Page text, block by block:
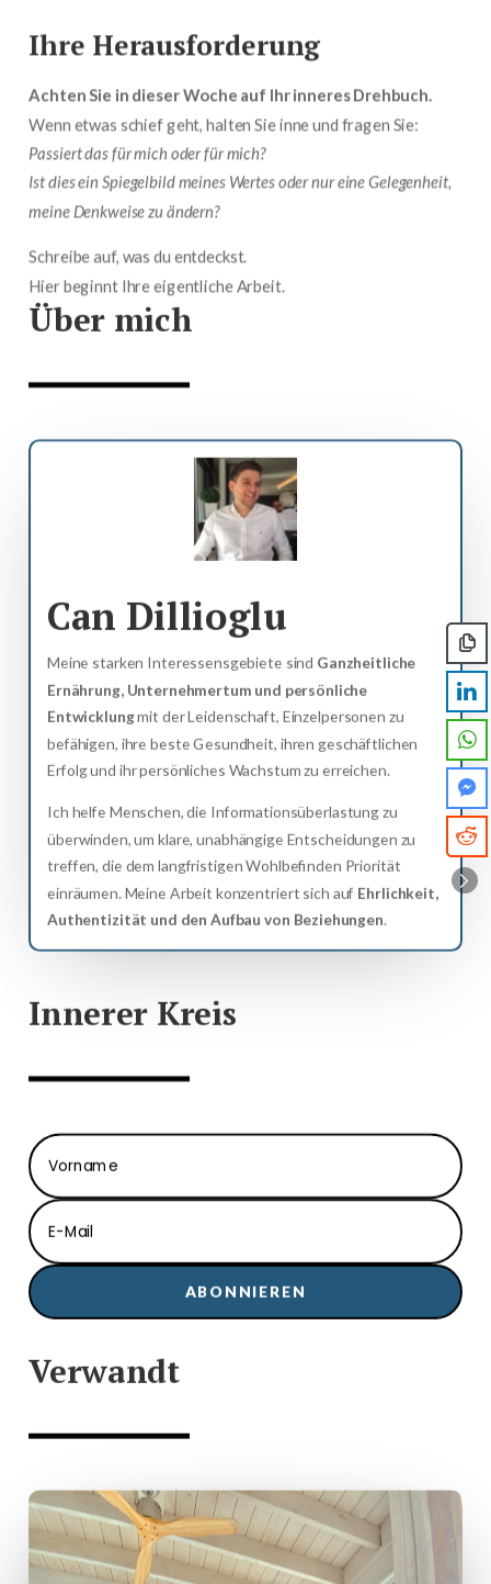
Ihre Herausforderung
Achten Sie in dieser Woche auf Ihr inneres Drehbuch.
Wenn etwas schief geht, halten Sie inne und fragen Sie:
Passiert das für mich oder für mich?
Ist dies ein Spiegelbild meines Wertes oder nur eine Gelegenheit,
meine Denkweise zu ändern?
Schreibe auf, was du entdeckst.
Hier beginnt Ihre eigentliche Arbeit.
Über mich
Can Dillioglu
Meine starken Interessensgebiete sind Ganzheitliche
Ernährung, Unternehmertum und persönliche
Entwicklungmit der Leidenschaft, Einzelpersonen zu
befähigen, ihre beste Gesundheit, ihren geschäftlichen
Erfolg und ihr persönliches Wachstum zu erreichen.
Ich helfe Menschen, die Informationsüberlastung zu
überwinden, um klare, unabhängige Entscheidungen zu
treffen, die dem langfristigen Wohlbefinden Priorität
einräumen. Meine Arbeit konzentriert sich auf Ehrlichkeit,
Authentizität und den Aufbau von Beziehungen.
Innerer Kreis
ABONNIEREN
Verwandt